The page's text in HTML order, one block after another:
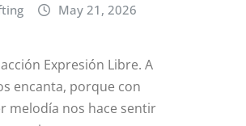
May 21, 2026
Expresión Libre. A
encanta, porque con
melodía nos hace sentir